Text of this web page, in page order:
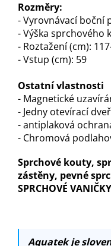
Rozměry:
- Vyrovnávací boční
- Výška sprchového
- Roztažení (cm):
- Vstup (cm): 59
Ostatní vlastnosti
- Magnetické
- Jedny otevírací
- antiplaková
- Chromová
Sprchové kouty,
zástěny, pevné
SPRCHOVÉ
Aquatek je